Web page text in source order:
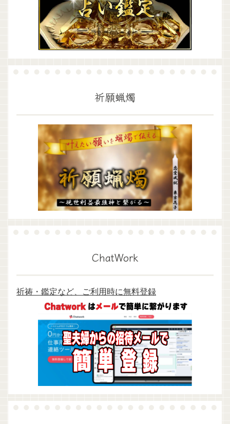
祈願蝋燭
ChatWork
祈祷・鑑定など、ご利用時に無料登録